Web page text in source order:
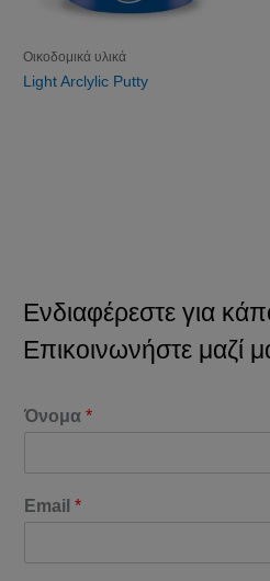
Οικοδομικά υλικά
Light Arclylic Putty
Ενδιαφέρεστε για
Επικοινωνήστε μαζί
Όνομα*
Email*